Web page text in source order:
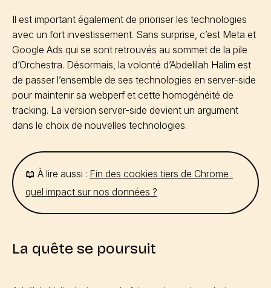
Il est important également de prioriser les technologies
avec un fort investissement. Sans surprise, c’est Meta et
Google Ads qui se sont retrouvés au sommet de la pile
d’Orchestra. Désormais, la volonté d’Abdelilah Halim est
de passer l’ensemble de ses technologies en server-side
pour maintenir sa webperf et cette homogénéité de
tracking. La version server-side devient un argument
dans le choix de nouvelles technologies.
📖 À lire aussi : Fin des cookies tiers de Chrome :
quel impact sur nos données ?
La quête se poursuit